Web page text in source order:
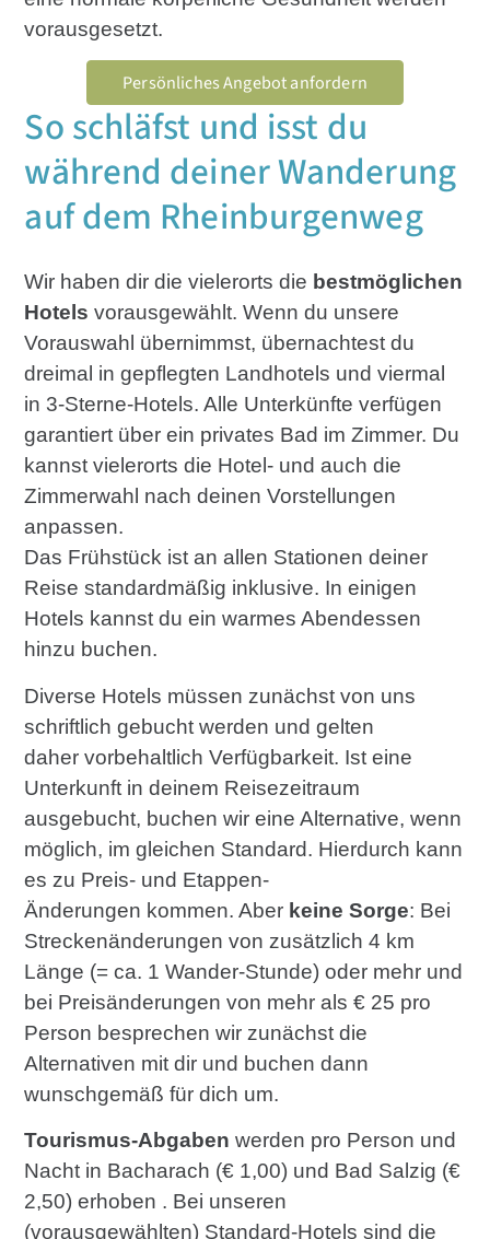
vorausgesetzt.
Persönliches Angebot anfordern
So schläfst und isst du
während deiner Wanderung
auf dem Rheinburgenweg
Wir haben dir die vielerorts die bestmöglichen
Hotels vorausgewählt. Wenn du unsere
Vorauswahl übernimmst, übernachtest du
dreimal in gepflegten Landhotels und viermal
in 3-Sterne-Hotels. Alle Unterkünfte verfügen
garantiert über ein privates Bad im Zimmer. Du
kannst vielerorts die Hotel- und auch die
Zimmerwahl nach deinen Vorstellungen
anpassen.
Das Frühstück ist an allen Stationen deiner
Reise standardmäßig inklusive. In einigen
Hotels kannst du ein warmes Abendessen
hinzu buchen.
Diverse Hotels müssen zunächst von uns
schriftlich gebucht werden und gelten
daher vorbehaltlich Verfügbarkeit. Ist eine
Unterkunft in deinem Reisezeitraum
ausgebucht, buchen wir eine Alternative, wenn
möglich, im gleichen Standard. Hierdurch kann
es zu Preis- und Etappen-
Änderungen kommen. Aber keine Sorge: Bei
Streckenänderungen von zusätzlich 4 km
Länge (= ca. 1 Wander-Stunde) oder mehr und
bei Preisänderungen von mehr als € 25 pro
Person besprechen wir zunächst die
Alternativen mit dir und buchen dann
wunschgemäß für dich um.
Tourismus-Abgaben werden pro Person und
Nacht in Bacharach (€ 1,00) und Bad Salzig (€
2,50) erhoben . Bei unseren
(vorausgewählten) Standard-Hotels sind die